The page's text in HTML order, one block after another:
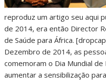
reproduz um artigo seu aqui
de 2014, era então Director
de Saúde para África.
Dezembro de 2014, as
comemoram o Dia Mundial de
aumentar a sensibilização